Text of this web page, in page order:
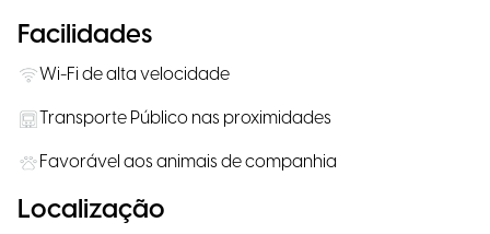
Facilidades
Wi-Fi de alta velocidade
Transporte Público nas proximidades
Favorável aos animais de companhia
Localização